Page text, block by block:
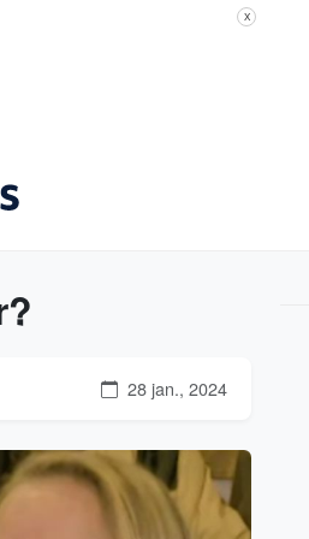
X
28 jan., 2024